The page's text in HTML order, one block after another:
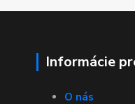
Informácie
O nás